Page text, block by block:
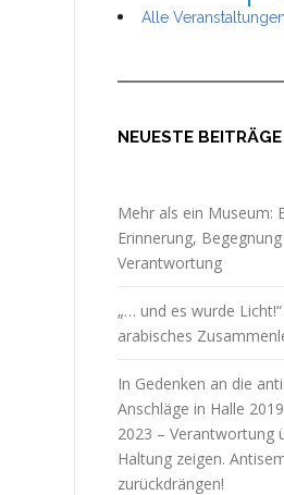
Alle Veranstaltungen
NEUESTE BEITRÄGE
Mehr als ein Museum:
Erinnerung,
Verantwortung
„… und es wurde
arabisches
In Gedenken an die
Anschläge in Halle
2023 – Verantwortung
Haltung zeigen.
zurückdrängen!